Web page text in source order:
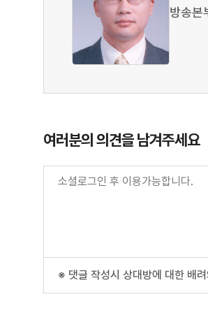
방송본
여러분의 의견을 남겨주세요
※ 댓글 작성시 상대방에 대한 배